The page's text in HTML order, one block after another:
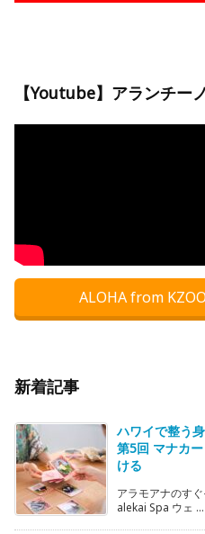
【Youtube】アランチー
ALOHA from
新着記事
ハワイで整う
第5回 マナカ
ける
アラモアナのす
alekai Spa ウェ ...